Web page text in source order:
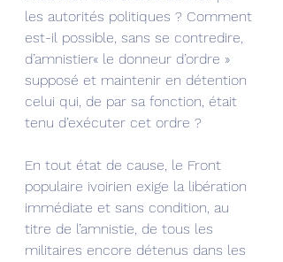
les autorités politiques ? Comment
est-il possible, sans se contredire,
d’amnistier« le donneur d’ordre »
supposé et maintenir en détention
celui qui, de par sa fonction, était
tenu d’exécuter cet ordre ?
En tout état de cause, le Front
populaire ivoirien exige la libération
immédiate et sans condition, au
titre de l’amnistie, de tous les
militaires encore détenus dans les